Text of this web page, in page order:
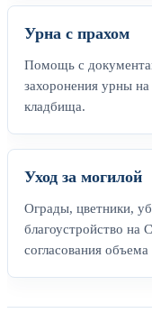
Урна с прахом
Помощь с
захоронения урны
кладбища.
Уход за могилой
Ограды, цветники,
благоустройство на
согласования объема